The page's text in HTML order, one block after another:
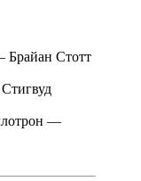
Брайан Стотт
—